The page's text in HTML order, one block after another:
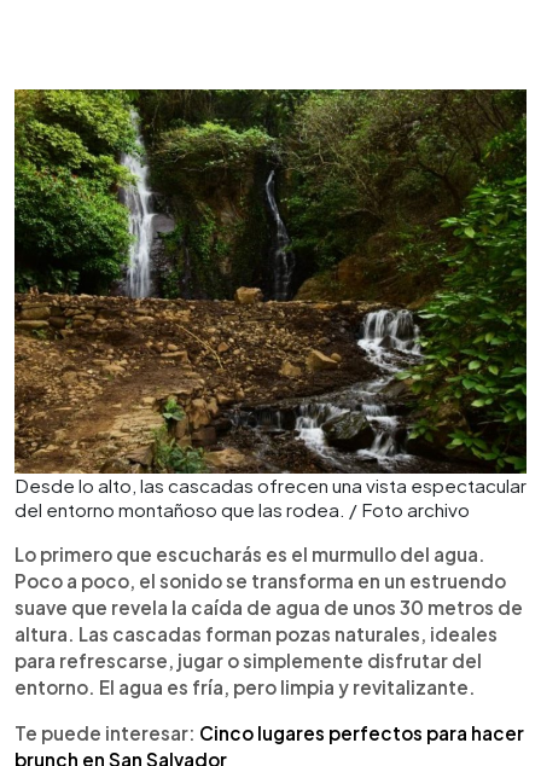
Desde lo alto, las cascadas ofrecen una vista espectacular
del entorno montañoso que las rodea. / Foto archivo
Lo primero que escucharás es el murmullo del agua.
Poco a poco, el sonido se transforma en un estruendo
suave que revela la caída de agua de unos 30 metros de
altura. Las cascadas forman pozas naturales, ideales
para refrescarse, jugar o simplemente disfrutar del
entorno. El agua es fría, pero limpia y revitalizante.
Te puede interesar: Cinco lugares perfectos para hacer
brunch en San Salvador